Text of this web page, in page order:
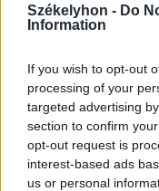
Székelyhon - Do
Information
If you wish to opt-out
processing of your
targeted advertising
section to confirm
opt-out request is
interest-based ads
us or personal